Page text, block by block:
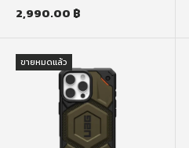
2,990.00 ฿
ขายหมดแล้ว